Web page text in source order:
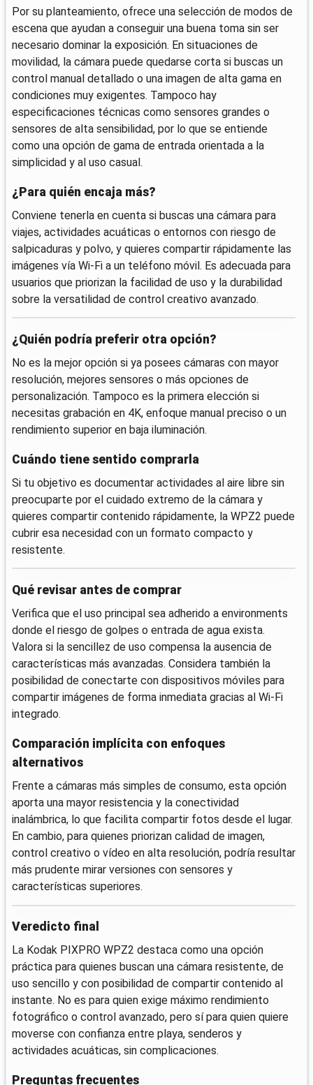
Por su planteamiento, ofrece una selección de modos de
escena que ayudan a conseguir una buena toma sin ser
necesario dominar la exposición. En situaciones de
movilidad, la cámara puede quedarse corta si buscas un
control manual detallado o una imagen de alta gama en
condiciones muy exigentes. Tampoco hay
especificaciones técnicas como sensores grandes o
sensores de alta sensibilidad, por lo que se entiende
como una opción de gama de entrada orientada a la
simplicidad y al uso casual.
¿Para quién encaja más?
Conviene tenerla en cuenta si buscas una cámara para
viajes, actividades acuáticas o entornos con riesgo de
salpicaduras y polvo, y quieres compartir rápidamente las
imágenes vía Wi‑Fi a un teléfono móvil. Es adecuada para
usuarios que priorizan la facilidad de uso y la durabilidad
sobre la versatilidad de control creativo avanzado.
¿Quién podría preferir otra opción?
No es la mejor opción si ya posees cámaras con mayor
resolución, mejores sensores o más opciones de
personalización. Tampoco es la primera elección si
necesitas grabación en 4K, enfoque manual preciso o un
rendimiento superior en baja iluminación.
Cuándo tiene sentido comprarla
Si tu objetivo es documentar actividades al aire libre sin
preocuparte por el cuidado extremo de la cámara y
quieres compartir contenido rápidamente, la WPZ2 puede
cubrir esa necesidad con un formato compacto y
resistente.
Qué revisar antes de comprar
Verifica que el uso principal sea adherido a environments
donde el riesgo de golpes o entrada de agua exista.
Valora si la sencillez de uso compensa la ausencia de
características más avanzadas. Considera también la
posibilidad de conectarte con dispositivos móviles para
compartir imágenes de forma inmediata gracias al Wi‑Fi
integrado.
Comparación implícita con enfoques
alternativos
Frente a cámaras más simples de consumo, esta opción
aporta una mayor resistencia y la conectividad
inalámbrica, lo que facilita compartir fotos desde el lugar.
En cambio, para quienes priorizan calidad de imagen,
control creativo o vídeo en alta resolución, podría resultar
más prudente mirar versiones con sensores y
características superiores.
Veredicto final
La Kodak PIXPRO WPZ2 destaca como una opción
práctica para quienes buscan una cámara resistente, de
uso sencillo y con posibilidad de compartir contenido al
instante. No es para quien exige máximo rendimiento
fotográfico o control avanzado, pero sí para quien quiere
moverse con confianza entre playa, senderos y
actividades acuáticas, sin complicaciones.
Preguntas frecuentes